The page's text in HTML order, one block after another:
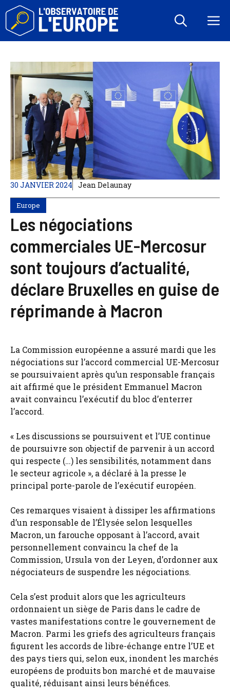
Aller
contenu
30 JANVIER 2024 Jean Delaunay
Europe
Les négociations
commerciales UE-Mercosur
sont toujours d’actualité,
déclare Bruxelles en guise de
réprimande à Macron
La Commission européenne a assuré mardi que les
négociations sur l’accord commercial UE-Mercosur
se poursuivaient après qu’un responsable français
ait affirmé que le président Emmanuel Macron
avait convaincu l’exécutif du bloc d’enterrer
l’accord.
« Les discussions se poursuivent et l’UE continue
de poursuivre son objectif de parvenir à un accord
qui respecte (…) les sensibilités, notamment dans
le secteur agricole », a déclaré à la presse le
principal porte-parole de l’exécutif européen.
Ces remarques visaient à dissiper les affirmations
d’un responsable de l’Élysée selon lesquelles
Macron, un farouche opposant à l’accord, avait
personnellement convaincu la chef de la
Commission, Ursula von der Leyen, d’ordonner aux
négociateurs de suspendre les négociations.
Cela s’est produit alors que les agriculteurs
ordonnaient un siège de Paris dans le cadre de
vastes manifestations contre le gouvernement de
Macron. Parmi les griefs des agriculteurs français
figurent les accords de libre-échange entre l’UE et
des pays tiers qui, selon eux, inondent les marchés
européens de produits bon marché et de mauvaise
qualité, réduisant ainsi leurs bénéfices.